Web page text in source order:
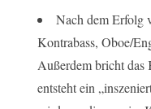
Nach dem Erfolg
Kontrabass, Oboe/
Außerdem bricht
entsteht ein